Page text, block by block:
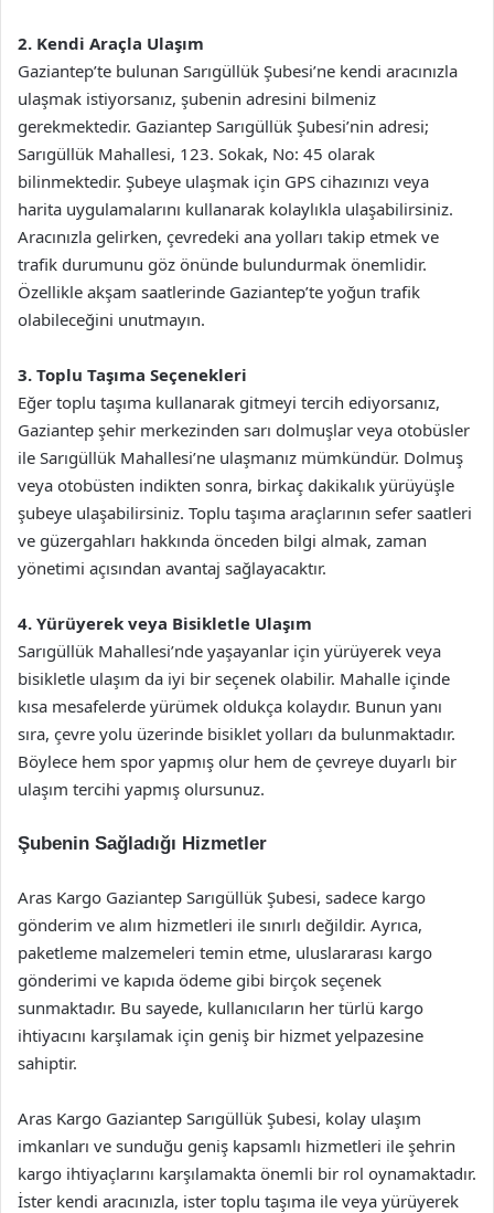
2. Kendi Araçla Ulaşım
Gaziantep’te bulunan Sarıgüllük Şubesi’ne kendi aracınızla
ulaşmak istiyorsanız, şubenin adresini bilmeniz
gerekmektedir. Gaziantep Sarıgüllük Şubesi’nin adresi;
Sarıgüllük Mahallesi, 123. Sokak, No: 45 olarak
bilinmektedir. Şubeye ulaşmak için GPS cihazınızı veya
harita uygulamalarını kullanarak kolaylıkla ulaşabilirsiniz.
Aracınızla gelirken, çevredeki ana yolları takip etmek ve
trafik durumunu göz önünde bulundurmak önemlidir.
Özellikle akşam saatlerinde Gaziantep’te yoğun trafik
olabileceğini unutmayın.
3. Toplu Taşıma Seçenekleri
Eğer toplu taşıma kullanarak gitmeyi tercih ediyorsanız,
Gaziantep şehir merkezinden sarı dolmuşlar veya otobüsler
ile Sarıgüllük Mahallesi’ne ulaşmanız mümkündür. Dolmuş
veya otobüsten indikten sonra, birkaç dakikalık yürüyüşle
şubeye ulaşabilirsiniz. Toplu taşıma araçlarının sefer saatleri
ve güzergahları hakkında önceden bilgi almak, zaman
yönetimi açısından avantaj sağlayacaktır.
4. Yürüyerek veya Bisikletle Ulaşım
Sarıgüllük Mahallesi’nde yaşayanlar için yürüyerek veya
bisikletle ulaşım da iyi bir seçenek olabilir. Mahalle içinde
kısa mesafelerde yürümek oldukça kolaydır. Bunun yanı
sıra, çevre yolu üzerinde bisiklet yolları da bulunmaktadır.
Böylece hem spor yapmış olur hem de çevreye duyarlı bir
ulaşım tercihi yapmış olursunuz.
Şubenin Sağladığı Hizmetler
Aras Kargo Gaziantep Sarıgüllük Şubesi, sadece kargo
gönderim ve alım hizmetleri ile sınırlı değildir. Ayrıca,
paketleme malzemeleri temin etme, uluslararası kargo
gönderimi ve kapıda ödeme gibi birçok seçenek
sunmaktadır. Bu sayede, kullanıcıların her türlü kargo
ihtiyacını karşılamak için geniş bir hizmet yelpazesine
sahiptir.
Aras Kargo Gaziantep Sarıgüllük Şubesi, kolay ulaşım
imkanları ve sunduğu geniş kapsamlı hizmetleri ile şehrin
kargo ihtiyaçlarını karşılamakta önemli bir rol oynamaktadır.
İster kendi aracınızla, ister toplu taşıma ile veya yürüyerek